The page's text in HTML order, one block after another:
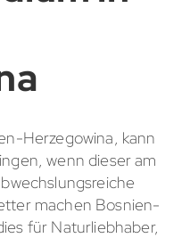
Herzegowina, kann
wenn dieser am
machen Bosnien-
für Naturliebhaber,